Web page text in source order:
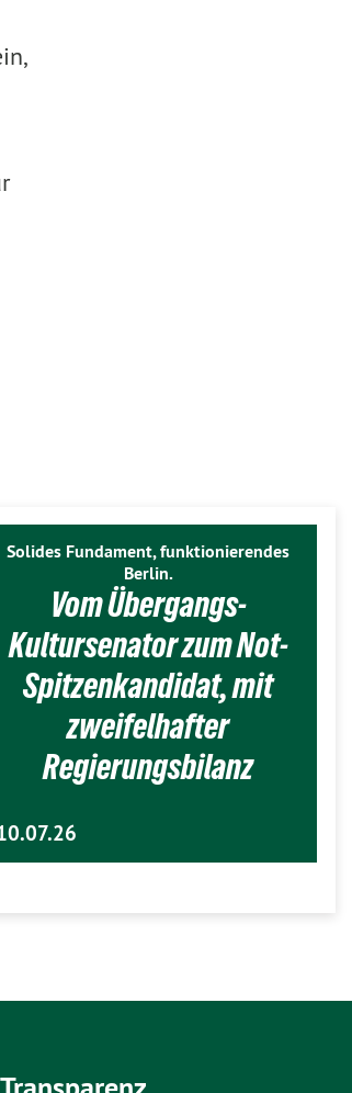
Solides Fundament, funktionierendes
Berlin.
Vom Übergangs-
Kultursenator zum Not-
Spitzenkandidat, mit
zweifelhafter
Regierungsbilanz